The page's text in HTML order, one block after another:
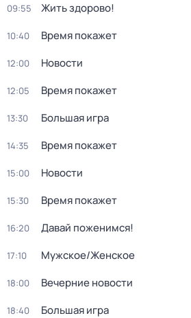
09:55 Жить здорово!
10:40 Время покажет
12:00 Новости
12:05 Время покажет
13:30 Большая игра
14:35 Время покажет
15:00 Новости
15:30 Время покажет
16:20 Давай поженимся!
17:10 Мужское/Женское
18:00 Вечерние новости
18:40 Большая игра